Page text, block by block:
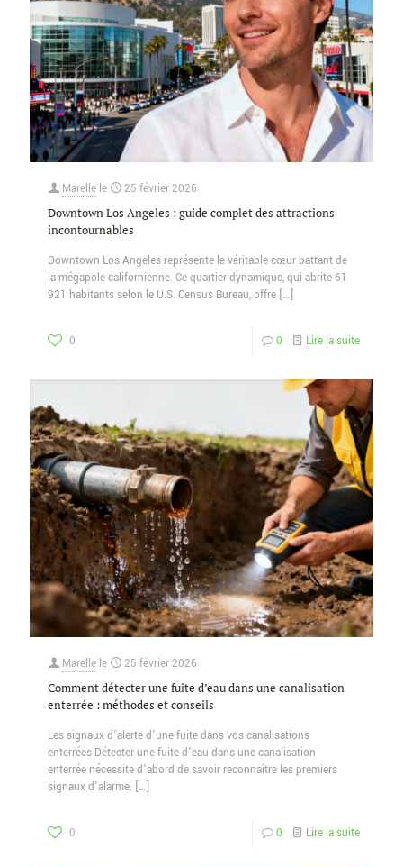
Marelle le 25 février 2026
Downtown Los Angeles : guide complet des attractions
incontournables
Downtown Los Angeles représente le véritable cœur battant de
la mégapole californienne. Ce quartier dynamique, qui abrite 61
921 habitants selon le U.S. Census Bureau, offre […]
0 0 Lire la suite
Marelle le 25 février 2026
Comment détecter une fuite d’eau dans une canalisation
enterrée : méthodes et conseils
Les signaux d’alerte d’une fuite dans vos canalisations
enterrées Détecter une fuite d’eau dans une canalisation
enterrée nécessite d’abord de savoir reconnaître les premiers
signaux d’alarme. […]
0 0 Lire la suite